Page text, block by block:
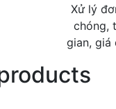
Xử lý
chóng,
gian, giá